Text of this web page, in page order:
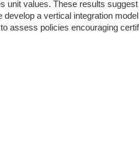
unit values. These results
a vertical integration
assess policies encouraging